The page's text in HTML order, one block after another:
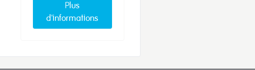
Plus
d'informations